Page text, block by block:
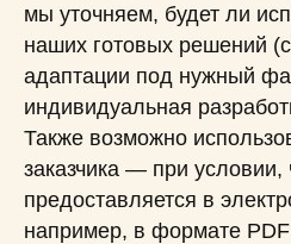
мы уточняем, будет ли
наших готовых решений
адаптации под нужный
индивидуальная
Также возможно
заказчика — при условии,
предоставляется в
например, в формате